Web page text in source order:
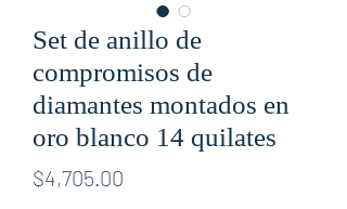
Set de anillo de
compromisos de
diamantes montados en
oro blanco 14 quilates
$4,705.00